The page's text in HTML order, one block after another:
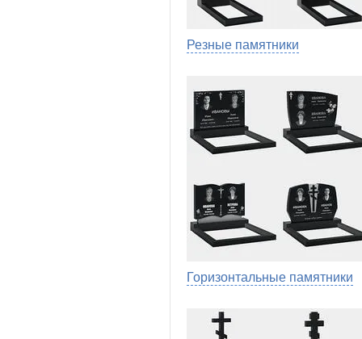
Резные памятники
Горизонтальные памятники